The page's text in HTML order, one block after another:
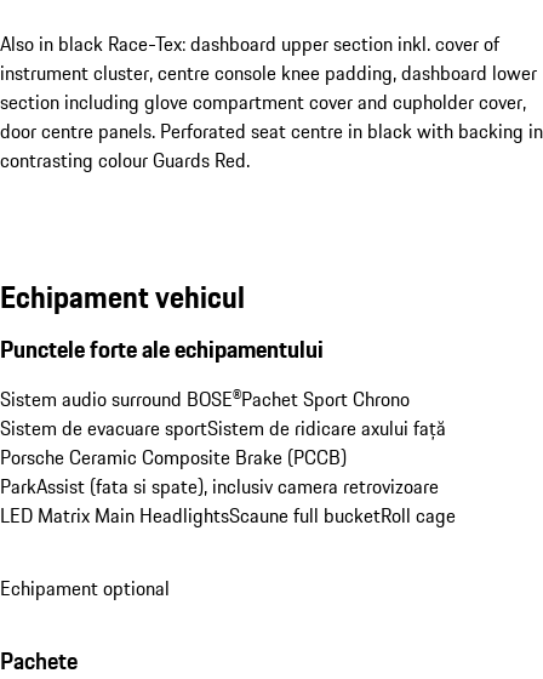
Also in black Race-Tex: dashboard upper section inkl. cover of
instrument cluster, centre console knee padding, dashboard lower
section including glove compartment cover and cupholder cover,
door centre panels. Perforated seat centre in black with backing in
contrasting colour Guards Red.
Echipament vehicul
Punctele forte ale echipamentului
Sistem audio surround BOSE®Pachet Sport Chrono
Sistem de evacuare sportSistem de ridicare axului față
Porsche Ceramic Composite Brake (PCCB)
ParkAssist (fata si spate), inclusiv camera retrovizoare
LED Matrix Main HeadlightsScaune full bucketRoll cage
Echipament optional
Pachete